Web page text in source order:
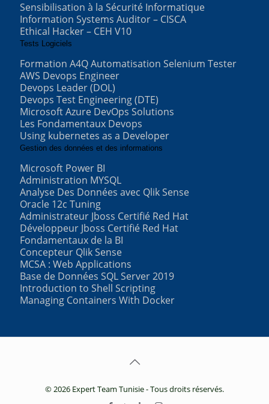
Sensibilisation à la Sécurité Informatique
Information Systems Auditor – CISCA
Ethical Hacker – CEH V10
Tests Logiciels
Formation A4Q Automatisation Selenium Tester
AWS Devops Engineer
Devops Leader (DOL)
Devops Test Engineering (DTE)
Microsoft Azure DevOps Solutions
Les Fondamentaux Devops
Using kubernetes as a Developer
Gestion des données et des informations
Microsoft Power BI
Administration MYSQL
Analyse Des Données avec Qlik Sense
Oracle 12c Tuning
Administrateur Jboss Certifié Red Hat
Développeur Jboss Certifié Red Hat
Fondamentaux de la BI
Concepteur Qlik Sense
MCSA : Web Applications
Base de Données SQL Server 2019
Introduction to Shell Scripting
Managing Containers With Docker
© 2026 Expert Team Tunisie - Tous droits réservés.